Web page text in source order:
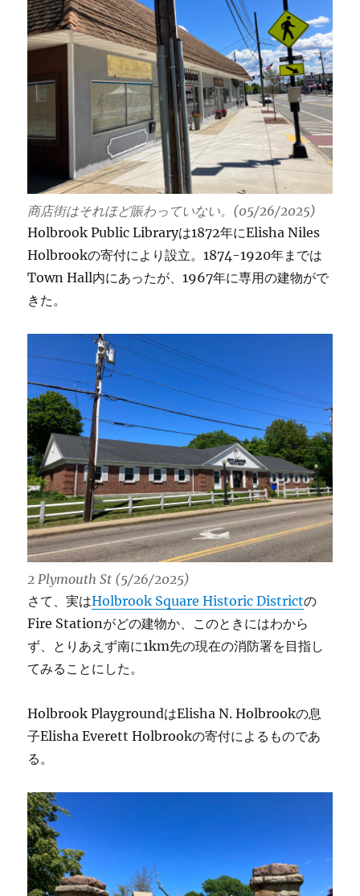
商店街はそれほど賑わっていない。(05/26/2025)
Holbrook Public Libraryは1872年にElisha Niles
Holbrookの寄付により設立。1874-1920年までは
Town Hall内にあったが、1967年に専用の建物がで
きた。
2 Plymouth St (5/26/2025)
さて、実はHolbrook Square Historic Districtの
Fire Stationがどの建物か、このときにはわから
ず、とりあえず南に1km先の現在の消防署を目指し
てみることにした。
Holbrook PlaygroundはElisha N. Holbrookの息
子Elisha Everett Holbrookの寄付によるものであ
る。